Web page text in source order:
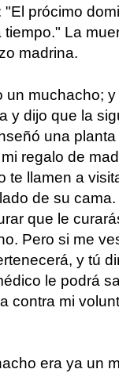
prócimo
La
madrina.
un muchacho;
y dijo que la
una
regalo de
te llamen a
de su
que le
Pero si me
y tú
le podrá
contra mi
era ya un